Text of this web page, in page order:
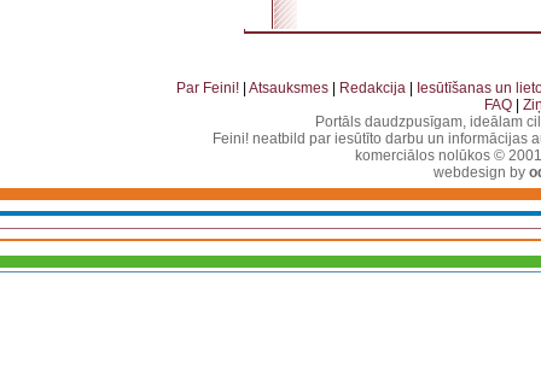
Par Feini! Atsauksmes Redakcija
Iesūtīšanas un
FAQ
Portāls daudzpusīgam, ideālam
Feini! neatbild par iesūtīto darbu un informācijas
komerciālos nolūkos ©
webdesign by